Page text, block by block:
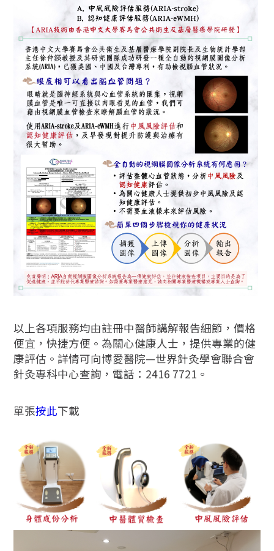
以上各項服務均由註冊中醫師講解報告細節，價格
便宜，快捷方便。為關心健康人士，提供專業的健
康評估。詳情可向博愛醫院—世界針灸學會聯合會
針灸專科中心查詢，電話：2416 7721。
單張按此下載